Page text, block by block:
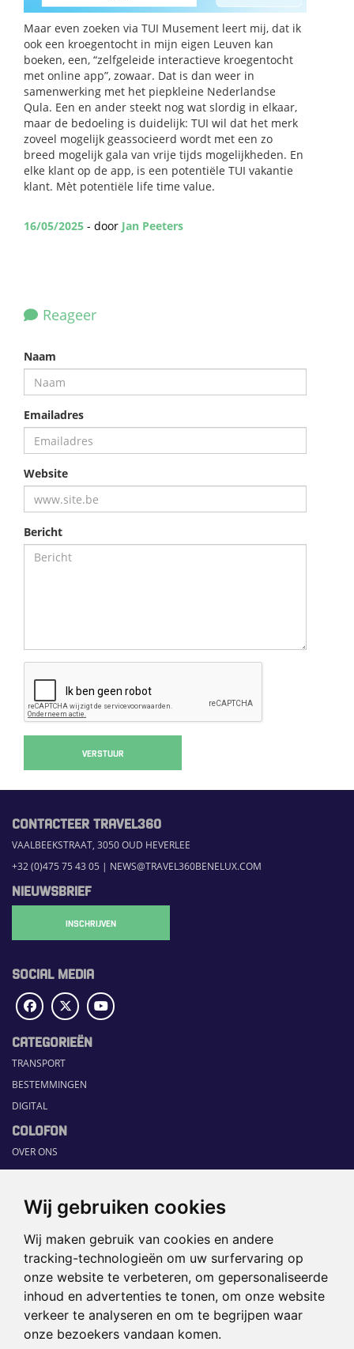
Wij gebruiken cookies
Wij maken gebruik van cookies en andere
tracking-technologieën om uw surfervaring op
onze website te verbeteren, om gepersonaliseerde
inhoud en advertenties te tonen, om onze website
verkeer te analyseren en om te begrijpen waar
onze bezoekers vandaan komen.
Maar even zoeken via TUI Musement leert mij, dat ik
ook een kroegentocht in mijn eigen Leuven kan
boeken, een, “zelfgeleide interactieve kroegentocht
met online app”, zowaar. Dat is dan weer in
samenwerking met het piepkleine Nederlandse
Qula. Een en ander steekt nog wat slordig in elkaar,
maar de bedoeling is duidelijk: TUI wil dat het merk
zoveel mogelijk geassocieerd wordt met een zo
breed mogelijk gala van vrije tijds mogelijkheden. En
elke klant op de app, is een potentiële TUI vakantie
klant. Mèt potentiële life time value.
16/05/2025 - door Jan Peeters
Reageer
Naam
Emailadres
Website
Bericht
VERSTUUR
CONTACTEER TRAVEL360
VAALBEEKSTRAAT, 3050 OUD HEVERLEE
+32 (0)475 75 43 05 | NEWS@TRAVEL360BENELUX.COM
NIEUWSBRIEF
INSCHRIJVEN
SOCIAL MEDIA
CATEGORIEËN
TRANSPORT
BESTEMMINGEN
DIGITAL
COLOFON
OVER ONS
COMMUNICATION PLATFORM
RUBRIEKEN
HOME
SECTORGIDS
JOBS
HAPPENING